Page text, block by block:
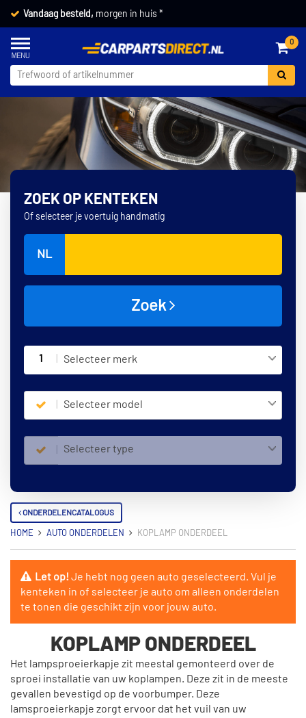
Vandaag besteld, morgen in huis *
0
ZOEK OP KENTEKEN
Of selecteer je voertuig handmatig
NL
Zoek
1 Selecteer merk
Selecteer model
Selecteer type
ONDERDELENCATALOGUS
HOME AUTO ONDERDELEN KOPLAMP ONDERDEEL
Let op!Je hebt nog geen auto geselecteerd. Vul je
kenteken in of selecteer je auto om alleen onderdelen
te tonen die geschikt zijn voor jouw auto.
KOPLAMP ONDERDEEL
Het lampsproeierkapje zit meestal gemonteerd over de
sproei installatie van uw koplampen. Deze zit in de meeste
gevallen bevestigd op de voorbumper. Deze
lamsproeierkapje zorgt ervoor dat het vuil van uw